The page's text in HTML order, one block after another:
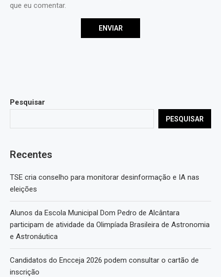
que eu comentar.
Pesquisar
PESQUISAR
Recentes
TSE cria conselho para monitorar desinformação e IA nas
eleições
Alunos da Escola Municipal Dom Pedro de Alcântara
participam de atividade da Olimpíada Brasileira de Astronomia
e Astronáutica
Candidatos do Encceja 2026 podem consultar o cartão de
inscrição